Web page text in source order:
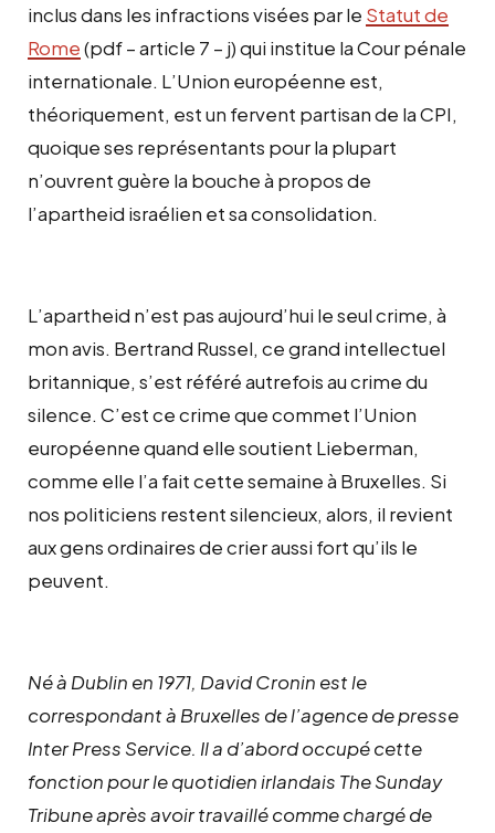
inclus dans les infractions visées par le Statut de
Rome(pdf – article 7 – j) qui institue la Cour pénale
internationale. L’Union européenne est,
théoriquement, est un fervent partisan de la CPI,
quoique ses représentants pour la plupart
n’ouvrent guère la bouche à propos de
l’apartheid israélien et sa consolidation.
L’apartheid n’est pas aujourd’hui le seul crime, à
mon avis. Bertrand Russel, ce grand intellectuel
britannique, s’est référé autrefois au crime du
silence. C’est ce crime que commet l’Union
européenne quand elle soutient Lieberman,
comme elle l’a fait cette semaine à Bruxelles. Si
nos politiciens restent silencieux, alors, il revient
aux gens ordinaires de crier aussi fort qu’ils le
peuvent.
Né à Dublin en 1971, David Cronin est le
correspondant à Bruxelles de l’agence de presse
Inter Press Service. Il a d’abord occupé cette
fonction pour le quotidien irlandais The Sunday
Tribuneaprès avoir travaillé comme chargé de